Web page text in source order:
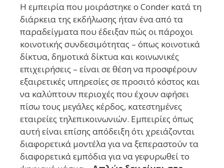
Η εμπειρία που μοιράστηκε ο Conder κατά τη
διάρκεια της εκδήλωσης ήταν ένα από τα
παραδείγματα που έδειξαν πώς οι πάροχοι
κοινοτικής συνδεσιμότητας – όπως κοινοτικά
δίκτυα, δημοτικά δίκτυα και κοινωνικές
επιχειρήσεις – είναι σε θέση να προσφέρουν
εξαιρετικές υπηρεσίες σε προσιτό κόστος και
να καλύπτουν περιοχές που έχουν αφήσει
πίσω τους μεγάλες κέρδος, κατεστημένες
εταιρείες τηλεπικοινωνιών. Εμπειρίες όπως
αυτή είναι επίσης απόδειξη ότι χρειάζονται
διαφορετικά μοντέλα για να ξεπεραστούν τα
διαφορετικά εμπόδια για να γεφυρωθεί το